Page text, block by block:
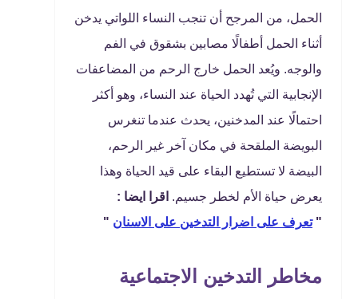
الحمل، من المرجح أن تنجب النساء اللواتي يدخن
أثناء الحمل أطفالًا مصابين بشقوق في الفم
والوجه. ويُعد الحمل خارج الرحم من المضاعفات
الإنجابية التي تُهدد الحياة عند النساء، وهو أكثر
احتمالًا عند المدخنين، يحدث عندما تنغرس
البويضة الملقحة في مكان آخر غير الرحم،
البيضة لا تستطيع البقاء على قيد الحياة وهذا
يعرض حياة الأم لخطر جسيم. اقرا ايضا :
"تعرف على اضرار التدخين على الاسنان "
مخاطر التدخين الاجتماعية